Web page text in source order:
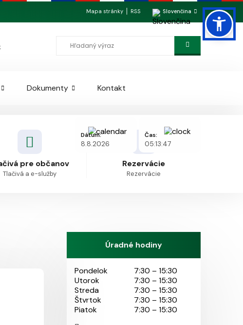
Mapa stránky RSS Slovenčina
Dokumenty Kontakt
Dátum:
8.8.2026
Čas:
05:13:47
pre občanov
Tlačivá a e-služby
Rezervácie
Rezervácie
Úradné hodiny
Pondelok
7:30 – 15:30
Utorok
7:30 – 15:30
Streda
7:30 – 15:30
Štvrtok
7:30 – 15:30
Piatok
7:30 – 15:30